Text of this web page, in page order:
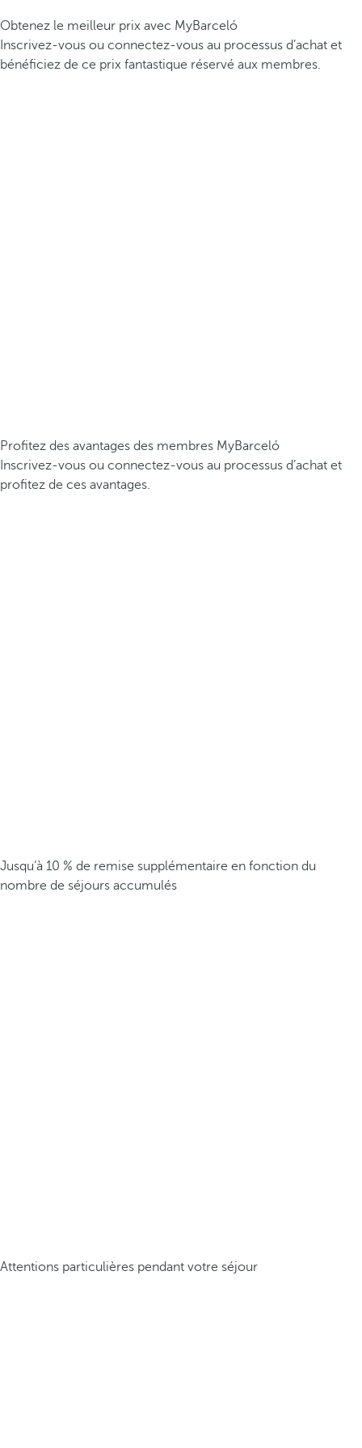
Obtenez le meilleur prix avec MyBarceló
Inscrivez-vous ou connectez-vous au processus d’achat et
bénéficiez de ce prix fantastique réservé aux membres.
Profitez des avantages des membres MyBarceló
Inscrivez-vous ou connectez-vous au processus d’achat et
profitez de ces avantages.
Jusqu’à 10 % de remise supplémentaire en fonction du
nombre de séjours accumulés
Attentions particulières pendant votre séjour